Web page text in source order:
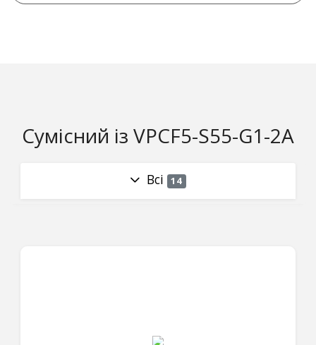
Сумісний із VPCF5-S55-G1-2A
Всі 14